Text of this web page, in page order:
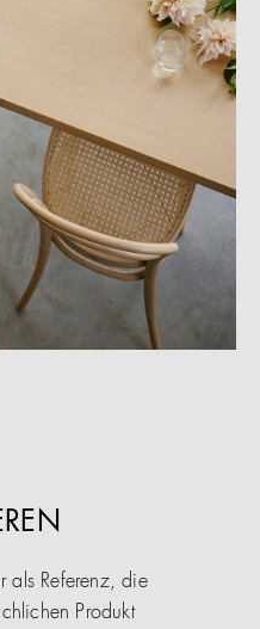
als Referenz, die
Produkt